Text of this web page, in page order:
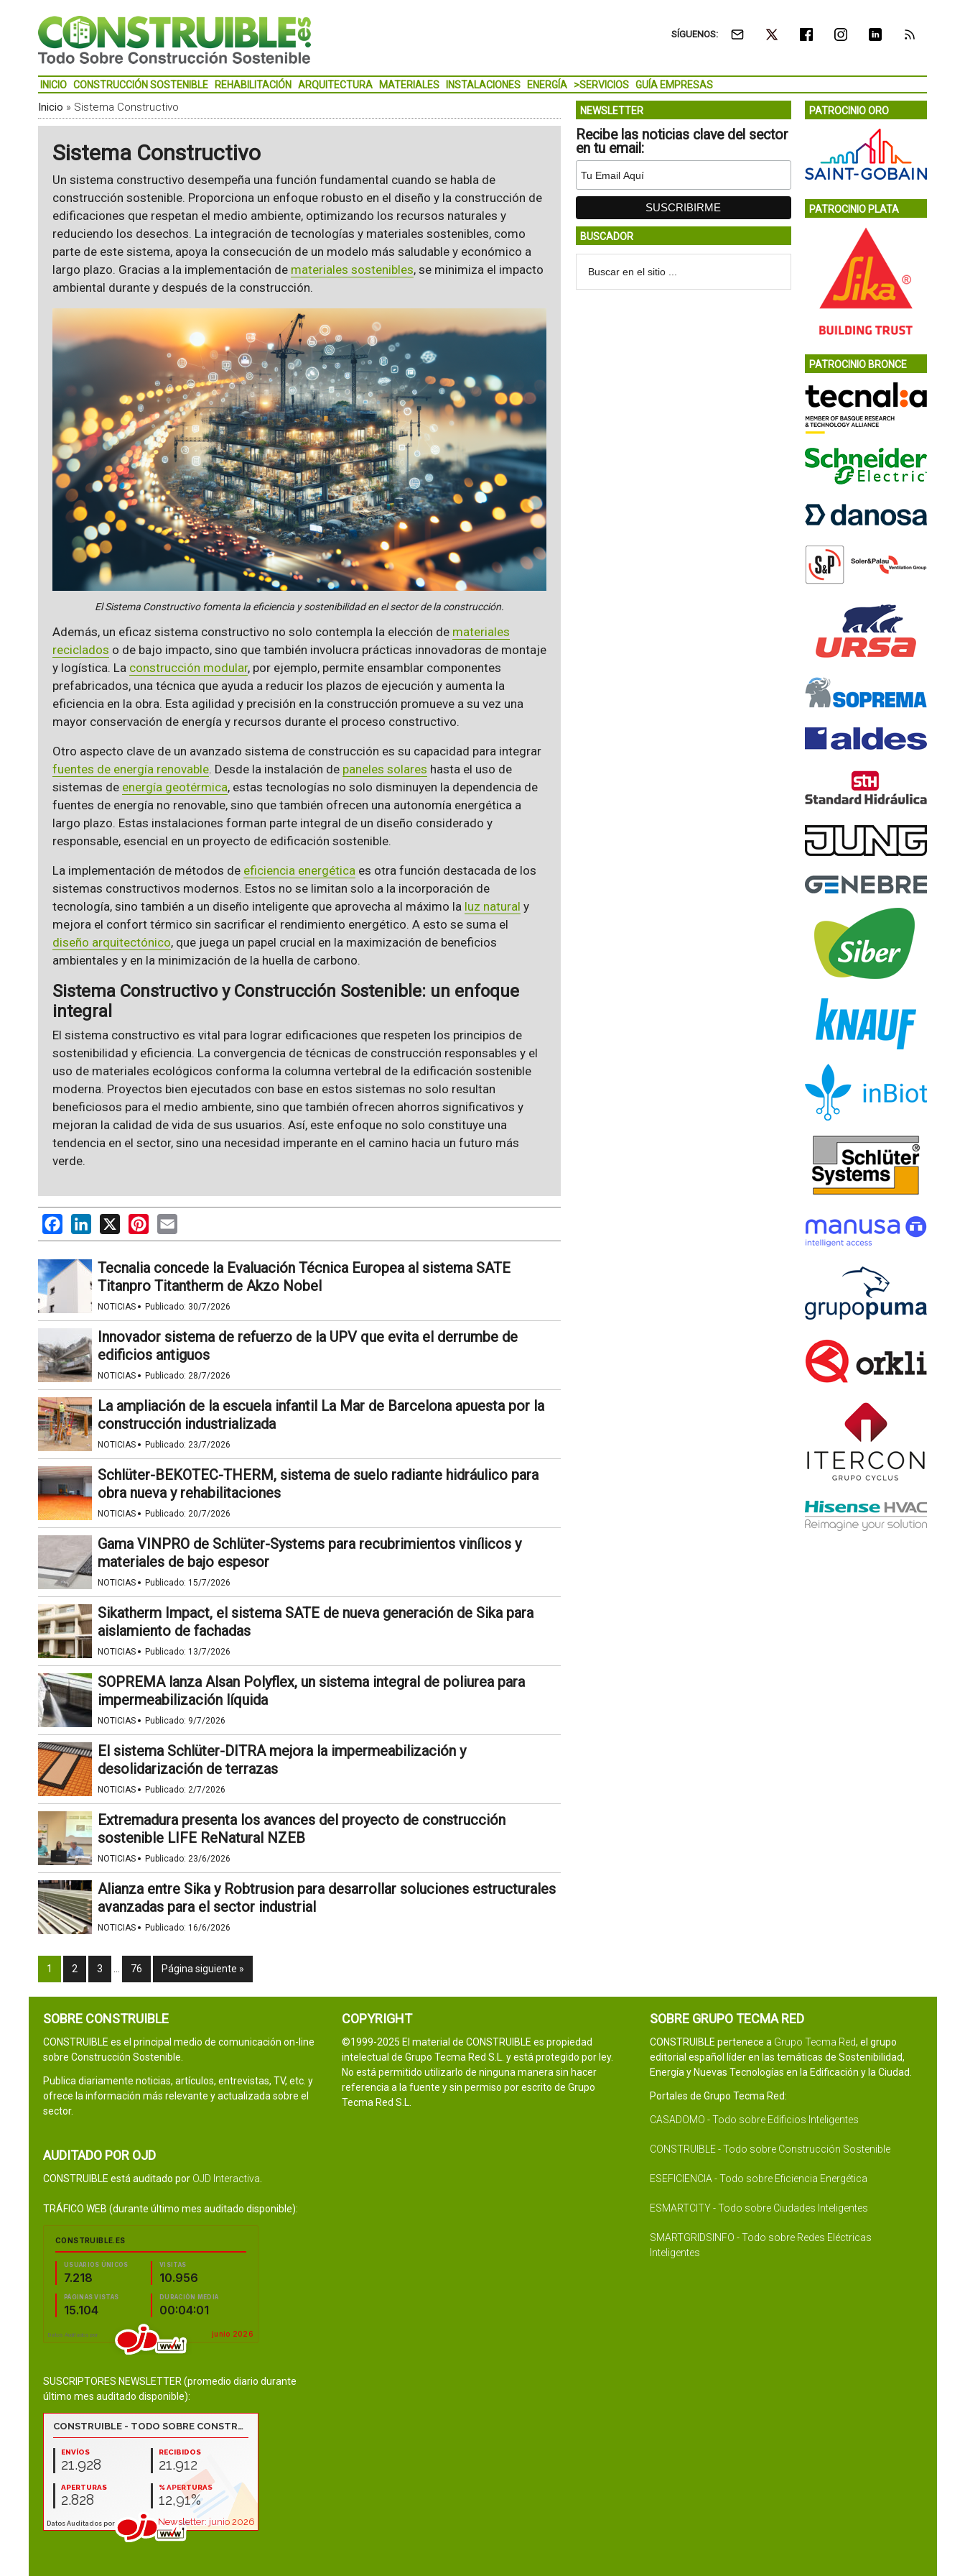
SÍGUENOS:
INICIO CONSTRUCCIÓN SOSTENIBLE REHABILITACIÓN ARQUITECTURA MATERIALES INSTALACIONES ENERGÍA >SERVICIOS GUÍA EMPRESAS
Inicio » Sistema Constructivo
Sistema Constructivo
Un sistema constructivo desempeña una función fundamental cuando se habla de
construcción sostenible. Proporciona un enfoque robusto en el diseño y la construcción de
edificaciones que respetan el medio ambiente, optimizando los recursos naturales y
reduciendo los desechos. La integración de tecnologías y materiales sostenibles, como
parte de este sistema, apoya la consecución de un modelo más saludable y económico a
largo plazo. Gracias a la implementación de materiales sostenibles, se minimiza el impacto
ambiental durante y después de la construcción.
El Sistema Constructivo fomenta la eficiencia y sostenibilidad en el sector de la construcción.
Además, un eficaz sistema constructivo no solo contempla la elección de materiales
reciclados o de bajo impacto, sino que también involucra prácticas innovadoras de montaje
y logística. La construcción modular, por ejemplo, permite ensamblar componentes
prefabricados, una técnica que ayuda a reducir los plazos de ejecución y aumenta la
eficiencia en la obra. Esta agilidad y precisión en la construcción promueve a su vez una
mayor conservación de energía y recursos durante el proceso constructivo.
Otro aspecto clave de un avanzado sistema de construcción es su capacidad para integrar
fuentes de energía renovable. Desde la instalación de paneles solares hasta el uso de
sistemas de energía geotérmica, estas tecnologías no solo disminuyen la dependencia de
fuentes de energía no renovable, sino que también ofrecen una autonomía energética a
largo plazo. Estas instalaciones forman parte integral de un diseño considerado y
responsable, esencial en un proyecto de edificación sostenible.
La implementación de métodos de eficiencia energéticaes otra función destacada de los
sistemas constructivos modernos. Estos no se limitan solo a la incorporación de
tecnología, sino también a un diseño inteligente que aprovecha al máximo la luz natural y
mejora el confort térmico sin sacrificar el rendimiento energético. A esto se suma el
diseño arquitectónico, que juega un papel crucial en la maximización de beneficios
ambientales y en la minimización de la huella de carbono.
Sistema Constructivo y Construcción Sostenible: un enfoque
integral
El sistema constructivo es vital para lograr edificaciones que respeten los principios de
sostenibilidad y eficiencia. La convergencia de técnicas de construcción responsables y el
uso de materiales ecológicos conforma la columna vertebral de la edificación sostenible
moderna. Proyectos bien ejecutados con base en estos sistemas no solo resultan
beneficiosos para el medio ambiente, sino que también ofrecen ahorros significativos y
mejoran la calidad de vida de sus usuarios. Así, este enfoque no solo constituye una
tendencia en el sector, sino una necesidad imperante en el camino hacia un futuro más
verde.
FacebookLinkedIn
X PinterestEmail
Tecnalia concede la Evaluación Técnica Europea al sistema SATE
Titanpro Titantherm de Akzo Nobel
NOTICIAS · Publicado: 30/7/2026
Innovador sistema de refuerzo de la UPV que evita el derrumbe de
edificios antiguos
NOTICIAS · Publicado: 28/7/2026
La ampliación de la escuela infantil La Mar de Barcelona apuesta por la
construcción industrializada
NOTICIAS · Publicado: 23/7/2026
Schlüter-BEKOTEC-THERM, sistema de suelo radiante hidráulico para
obra nueva y rehabilitaciones
NOTICIAS · Publicado: 20/7/2026
Gama VINPRO de Schlüter-Systems para recubrimientos vinílicos y
materiales de bajo espesor
NOTICIAS · Publicado: 15/7/2026
Sikatherm Impact, el sistema SATE de nueva generación de Sika para
aislamiento de fachadas
NOTICIAS · Publicado: 13/7/2026
SOPREMA lanza Alsan Polyflex, un sistema integral de poliurea para
impermeabilización líquida
NOTICIAS · Publicado: 9/7/2026
El sistema Schlüter-DITRA mejora la impermeabilización y
desolidarización de terrazas
NOTICIAS · Publicado: 2/7/2026
Extremadura presenta los avances del proyecto de construcción
sostenible LIFE ReNatural NZEB
NOTICIAS · Publicado: 23/6/2026
Alianza entre Sika y Robtrusion para desarrollar soluciones estructurales
avanzadas para el sector industrial
NOTICIAS · Publicado: 16/6/2026
1 2 3 76 Página siguiente »
NEWSLETTER
Recibe las noticias clave del sector
en tu email:
BUSCADOR
PATROCINIO ORO
PATROCINIO PLATA
PATROCINIO BRONCE
SOBRE CONSTRUIBLE
CONSTRUIBLE es el principal medio de comunicación on-line
sobre Construcción Sostenible.
Publica diariamente noticias, artículos, entrevistas, TV, etc. y
ofrece la información más relevante y actualizada sobre el
sector.
AUDITADO POR OJD
CONSTRUIBLE está auditado por OJD Interactiva
TRÁFICO WEB (durante último mes auditado disponible):
SUSCRIPTORES NEWSLETTER (promedio diario durante
último mes auditado disponible):
COPYRIGHT
©1999-2025 El material de CONSTRUIBLE es propiedad
intelectual de Grupo Tecma Red S.L. y está protegido por ley.
No está permitido utilizarlo de ninguna manera sin hacer
referencia a la fuente y sin permiso por escrito de Grupo
Tecma Red S.L.
SOBRE GRUPO TECMA RED
CONSTRUIBLE pertenece a Grupo Tecma Red, el grupo
editorial español líder en las temáticas de Sostenibilidad,
Energía y Nuevas Tecnologías en la Edificación y la Ciudad.
Portales de Grupo Tecma Red:
CASADOMO - Todo sobre Edificios Inteligentes
CONSTRUIBLE - Todo sobre Construcción Sostenible
ESEFICIENCIA - Todo sobre Eficiencia Energética
ESMARTCITY - Todo sobre Ciudades Inteligentes
SMARTGRIDSINFO - Todo sobre Redes Eléctricas
Inteligentes